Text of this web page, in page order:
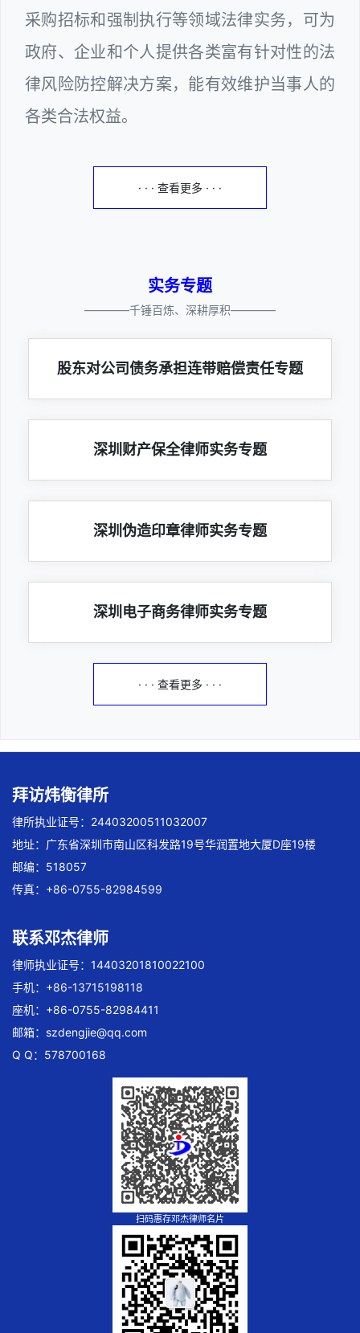
采购招标和强制执行等领域法律实务，可为
政府、企业和个人提供各类富有针对性的法
律风险防控解决方案，能有效维护当事人的
各类合法权益。
· · · 查看更多 · · ·
实务专题
————千锤百炼、深耕厚积————
股东对公司债务承担连带赔偿责任专题
深圳财产保全律师实务专题
深圳伪造印章律师实务专题
深圳电子商务律师实务专题
· · · 查看更多 · · ·
拜访炜衡律所
律所执业证号：24403200511032007
地址：广东省深圳市南山区科发路19号华润置地大厦D座19楼
邮编：518057
传真：+86-0755-82984599
联系邓杰律师
律师执业证号：14403201810022100
手机：+86-13715198118
座机：+86-0755-82984411
邮箱： szdengjie@qq.com
Q Q：578700168
扫码惠存邓杰律师名片